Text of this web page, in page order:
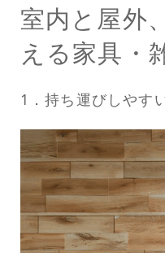
室内と屋外
える家具・
1．持ち運びしやす